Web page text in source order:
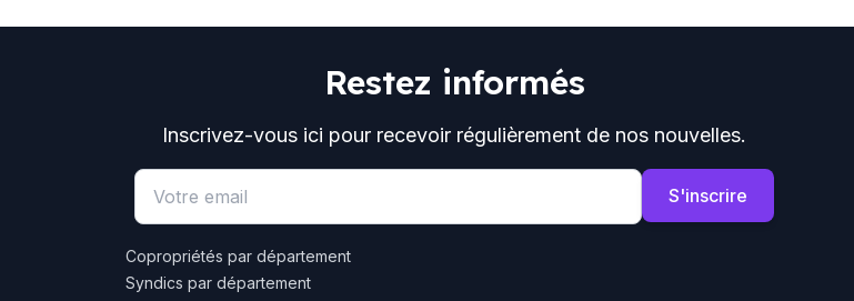
Restez informés
Inscrivez-vous ici pour recevoir régulièrement de nos nouvelles.
Email address
S'inscrire
Copropriétés par département
Syndics par département